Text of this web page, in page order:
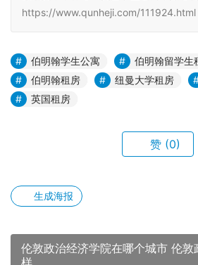
https://www.qunheji.com/111924.html
伯明翰学生公寓
伯明翰留学生
伯明翰租房
纽曼大学租房
英国租房
赞 (0)
生成海报
伦敦政治经济学院在哪个城市 伦敦
样